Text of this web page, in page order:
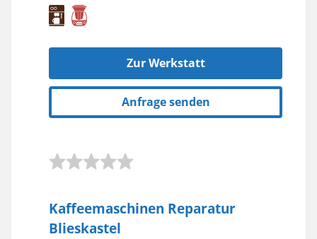
Zur Werkstatt
Anfrage senden
Kaffeemaschinen Reparatur
Blieskastel